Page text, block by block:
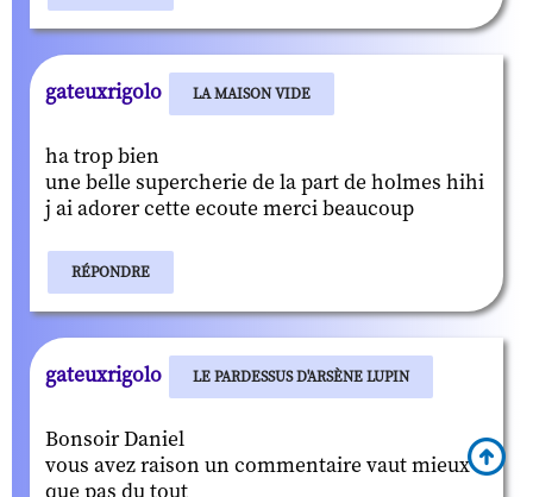
gateuxrigolo LA MAISON VIDE
ha trop bien
une belle supercherie de la part de holmes hihi
j ai adorer cette ecoute merci beaucoup
RÉPONDRE
gateuxrigolo LE PARDESSUS D'ARSÈNE LUPIN
Bonsoir Daniel
vous avez raison un commentaire vaut mieux